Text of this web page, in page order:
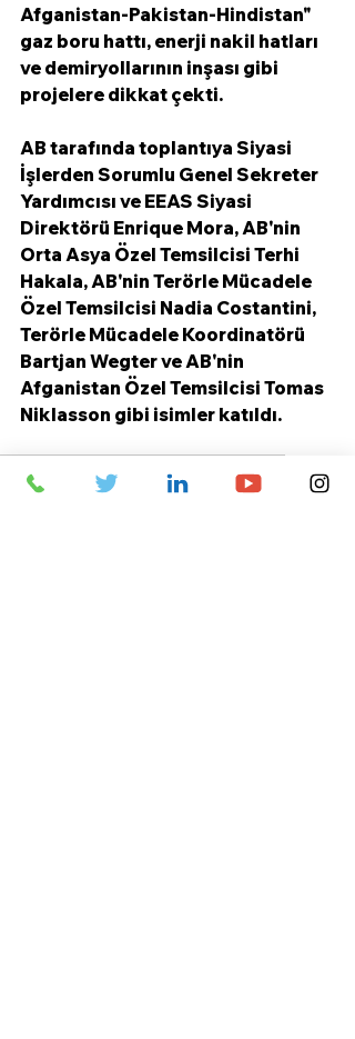
Afganistan-Pakistan-Hindistan"
gaz boru hattı, enerji nakil hatları
ve demiryollarının inşası gibi
projelere dikkat çekti.
AB tarafında toplantıya Siyasi
İşlerden Sorumlu Genel Sekreter
Yardımcısı ve EEAS Siyasi
Direktörü Enrique Mora, AB'nin
Orta Asya Özel Temsilcisi Terhi
Hakala, AB'nin Terörle Mücadele
Özel Temsilcisi Nadia Costantini,
Terörle Mücadele Koordinatörü
Bartjan Wegter ve AB'nin
Afganistan Özel Temsilcisi Tomas
Niklasson gibi isimler katıldı.
Türk Devletleri